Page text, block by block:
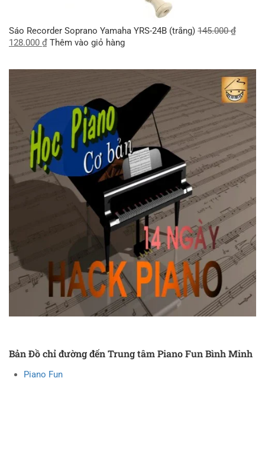
Sáo Recorder Soprano Yamaha YRS-24B (trắng) 145.000₫
128.000 ₫ Thêm vào giỏ hàng
Bản Đồ chỉ đường đến Trung tâm Piano Fun Bình Minh
Piano Fun